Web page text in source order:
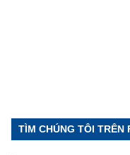
TÌM CHÚNG TÔI TRÊN